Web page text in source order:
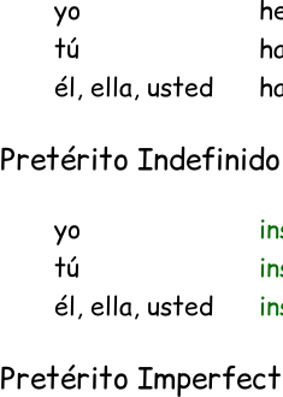
yo
tú
él, ella, usted
Pretérito Indefinido
yo
tú
él, ella, usted
Pretérito